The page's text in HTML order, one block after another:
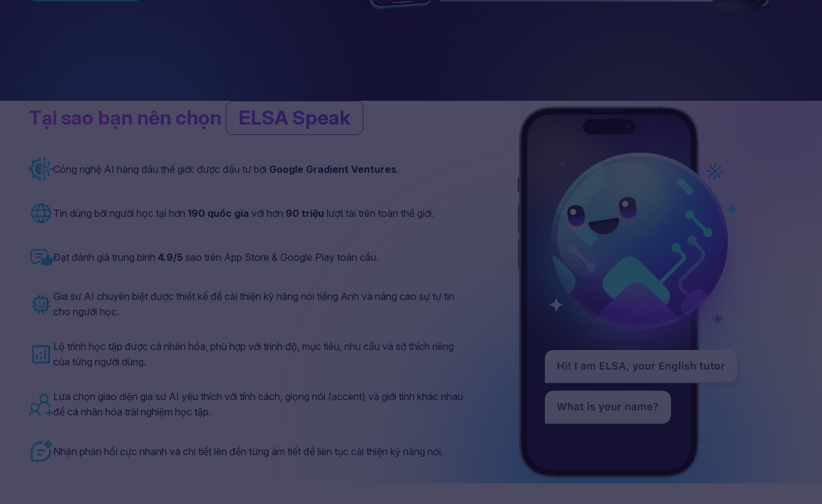
Tại sao bạn nên chọn ELSA Speak
Công nghệ AI hàng đầu thế giới: được đầu tư bởi Google Gradient Ventures.
Tin dùng bởi người học tại hơn190 quốc gia với hơn 90 triệu lượt tải trên toàn thế giới.
Đạt đánh giá trung bình4.9/5 sao trên App Store & Google Play toàn cầu.
Gia sư AI chuyên biệt được thiết kế để cải thiện kỹ năng nói tiếng Anh và nâng cao sự tự tin
cho người học.
Lộ trình học tập được cá nhân hóa, phù hợp với trình độ, mục tiêu, nhu cầu và sở thích riêng
của từng người dùng.
Lựa chọn giao diện gia sư AI yêu thích với tính cách, giọng nói (accent) và giới tính khác nhau
để cá nhân hóa trải nghiệm học tập.
Nhận phản hồi cực nhanh và chi tiết lên đến từng âm tiết để liên tục cải thiện kỹ năng nói.